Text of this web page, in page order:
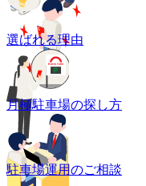
選ばれる理由
月極駐車場の探し方
駐車場運用のご相談